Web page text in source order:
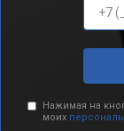
Нажимая на
моих